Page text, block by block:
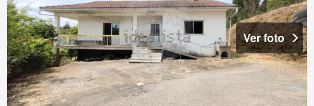
Ver foto